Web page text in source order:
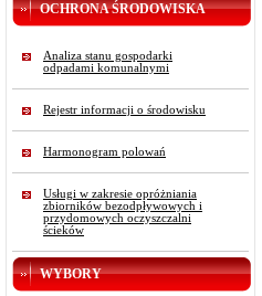
OCHRONA ŚRODOWISKA
Analiza stanu gospodarki
odpadami komunalnymi
Rejestr informacji o środowisku
Harmonogram polowań
Usługi w zakresie opróżniania
zbiorników bezodpływowych i
przydomowych oczyszczalni
ścieków
WYBORY